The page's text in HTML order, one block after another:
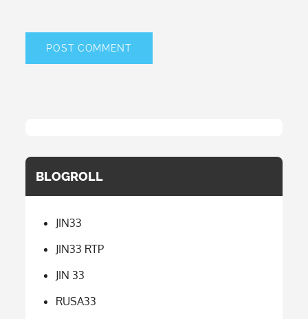
BLOGROLL
JIN33
JIN33 RTP
JIN 33
RUSA33